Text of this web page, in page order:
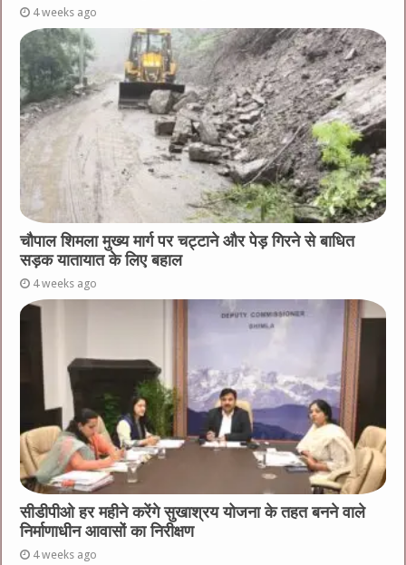
4 weeks ago
चौपाल शिमला मुख्य मार्ग पर चट्टाने और पेड़ गिरने से बाधित
सड़क यातायात के लिए बहाल
4 weeks ago
सीडीपीओ हर महीने करेंगे सुखाश्रय योजना के तहत बनने वाले
निर्माणाधीन आवासों का निरीक्षण
4 weeks ago